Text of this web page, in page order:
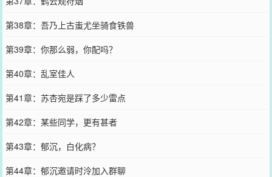
第38章：吾乃上古蚩尤坐骑食铁兽
第39章：你那么弱，你配吗？
第40章：乱室佳人
第41章：苏杏宛是踩了多少雷点
第42章：某些同学，更有甚者
第43章：郁沉，白化病？
第44章：郁沉邀请时泠加入群聊